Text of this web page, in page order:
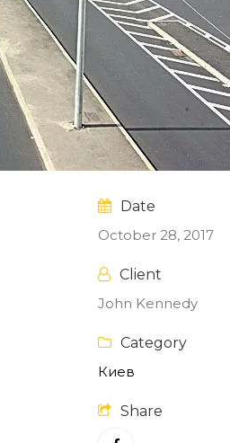
Date
October 28, 2017
Client
John Kennedy
Category
Киев
Share